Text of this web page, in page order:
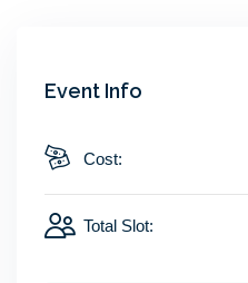
Event Info
Cost:
Total Slot: